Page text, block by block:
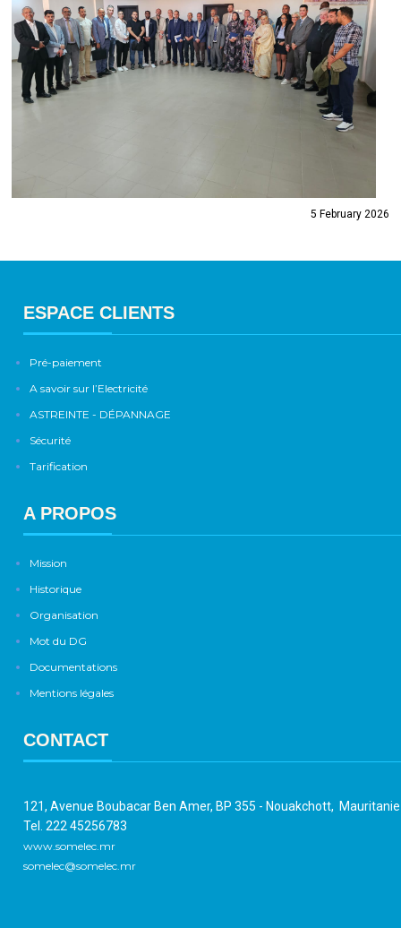
5 February 2026
ESPACE CLIENTS
Pré-paiement
A savoir sur l’Electricité
ASTREINTE - DÉPANNAGE
Sécurité
Tarification
A PROPOS
Mission
Historique
Organisation
Mot du DG
Documentations
Mentions légales
CONTACT
121, Avenue Boubacar Ben Amer, BP 355 - Nouakchott,
Tel. 222 45256783
www.somelec.mr
somelec@somelec.mr